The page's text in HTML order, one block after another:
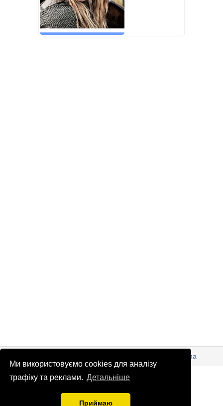
Ми використовуємо cookies для аналізу
трафіку та реклами. Детальніше
Приймаю
Реклама
info@patrioty.org.ua